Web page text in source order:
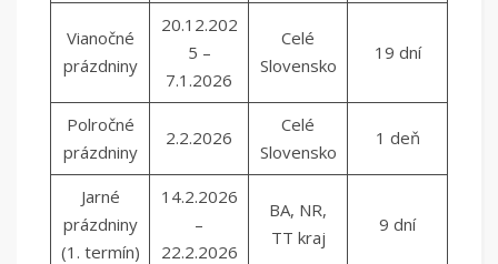
Vianočné
prázdniny
20.12.202
5 –
7.1.2026
Celé
Slovensko
19 dní
Polročné
prázdniny
2.2.2026
Celé
Slovensko
1 deň
Jarné
prázdniny
(1. termín)
14.2.2026
–
22.2.2026
BA, NR,
TT kraj
9 dní